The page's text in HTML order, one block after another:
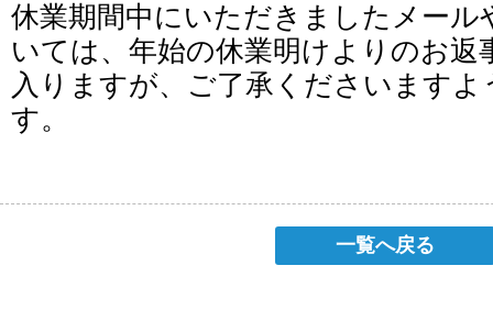
休業期間中にいただきましたメール
いては、年始の休業明けよりのお返
入りますが、ご了承くださいます
す。
一覧へ戻る